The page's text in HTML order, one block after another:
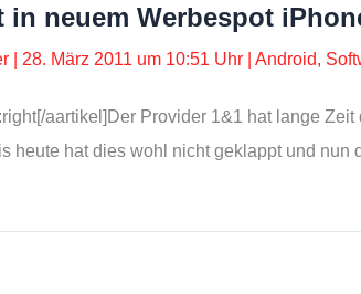
in neuem Werbespot
28. März 2011 um 10:51 Uhr Android,
aartikel]Der Provider 1&1 hat lange
heute hat dies wohl nicht geklappt und nun